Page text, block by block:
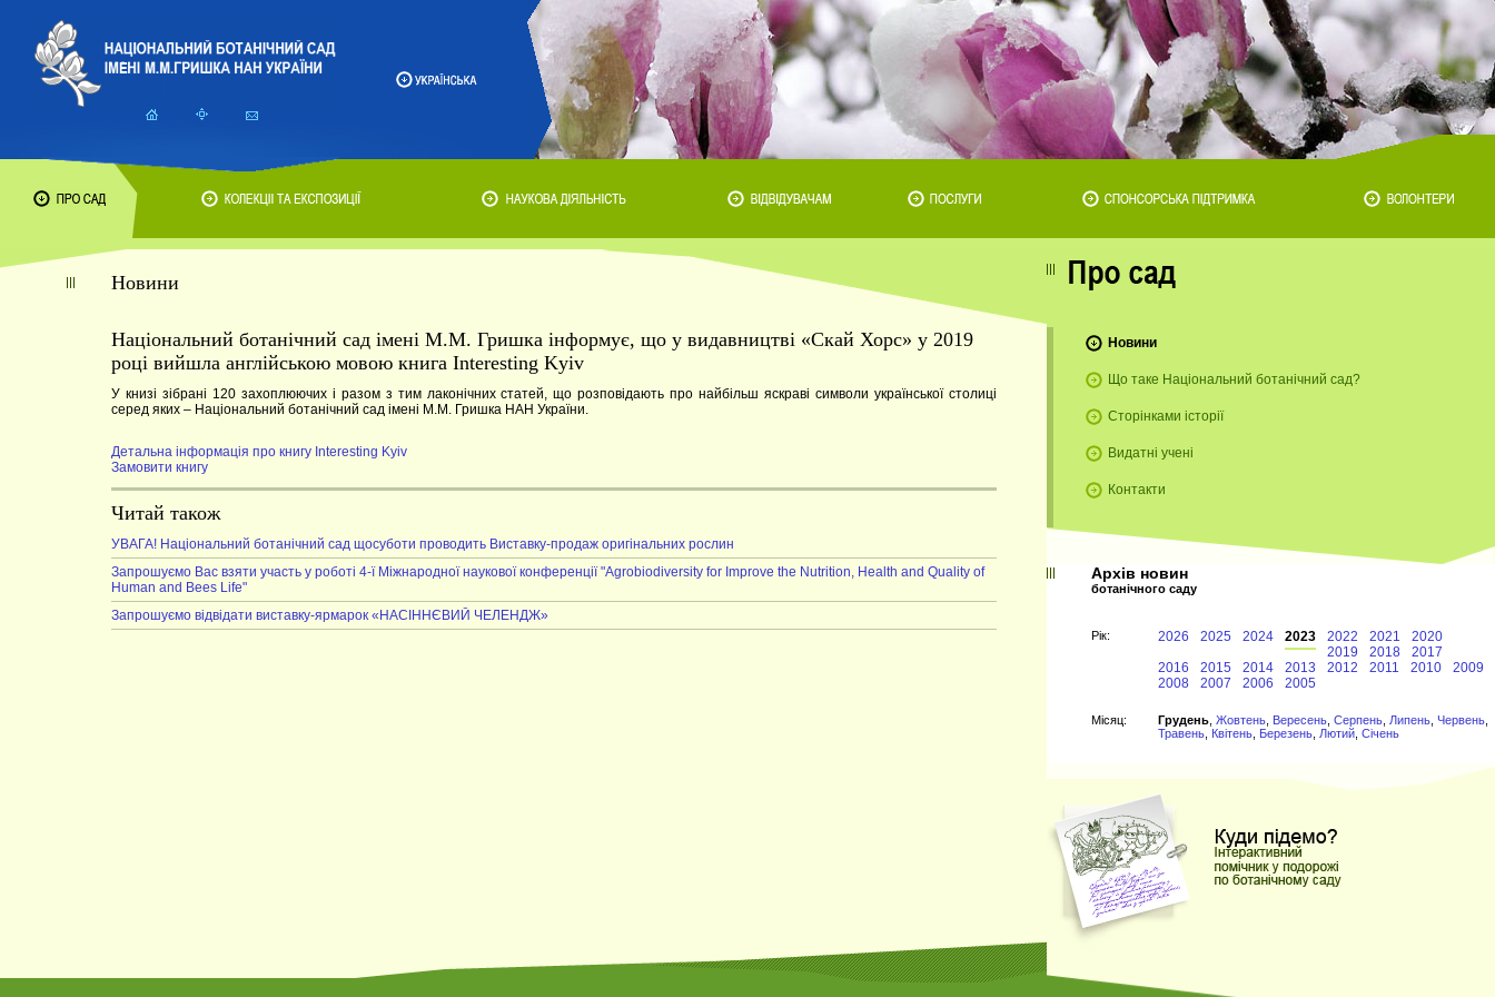
Новини
Національний ботанічний сад імені М.М. Гришка інформує, що у видавництві «Скай Хорс» у 2019
році вийшла англійською мовою книга Interesting Kyiv
У книзі зібрані 120 захоплюючих і разом з тим лаконічних статей, що розповідають про найбільш яскраві символи української столиці
серед яких – Національний ботанічний сад імені М.М. Гришка НАН України.
Детальна інформація про книгу Interesting Kyiv
Замовити книгу
Читай також
УВАГА! Національний ботанічний сад щосуботи проводить Виставку-продаж оригінальних рослин
Запрошуємо Вас взяти участь у роботі 4-ї Міжнародної наукової конференції "Agrobiodiversity for Improve the Nutrition, Health and Quality of
Human and Bees Life"
Запрошуємо відвідати виставку-ярмарок «НАСІННЄВИЙ ЧЕЛЕНДЖ»
Новини
Що таке Національний ботанічний сад?
Сторінками історії
Видатні учені
Контакти
Архів новин
ботанічного саду
Рiк: 2026 2025 2024 2023 2022 2021
2020
2019
2018
2017
2016
2015 2014 2013 2012 2011 2010
2009
2008
2007 2006 2005
Мiсяц: Грудень Жовтень Вересень Серпень Липень Червень
Травень Квітень Березень Лютий Січень